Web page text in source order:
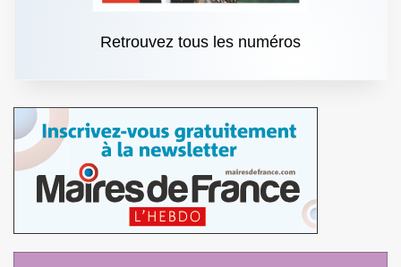
Retrouvez tous les numéros